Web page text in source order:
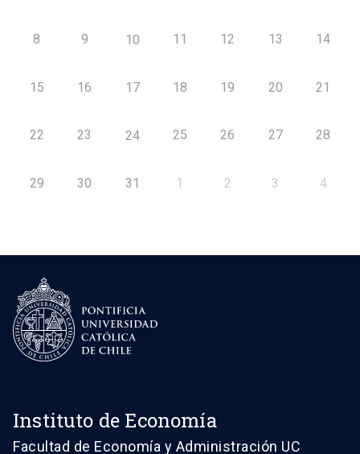
8 9 10 11 12 13 14
15 16 17 18 19 20 21
22 23 24 25 26 27 28
29 30 31 1 2 3 4
Instituto de Economía
Facultad de Economía y Administración UC